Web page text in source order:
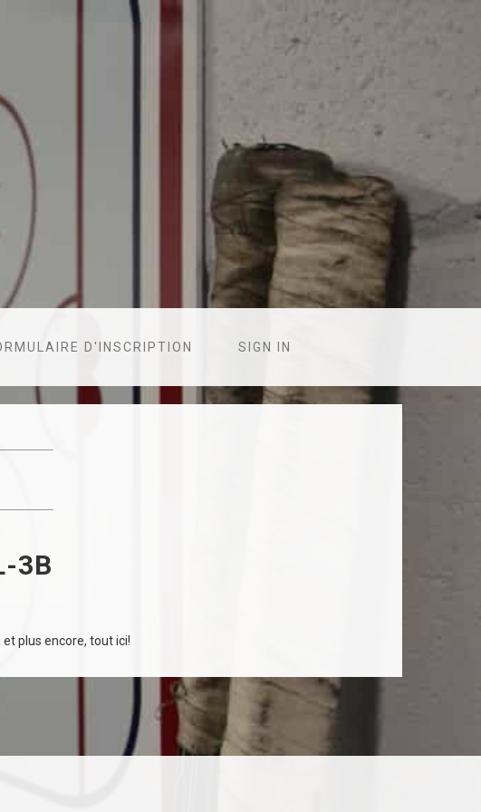
D'INSCRIPTION SIGN IN
3B
plus encore, tout ici!